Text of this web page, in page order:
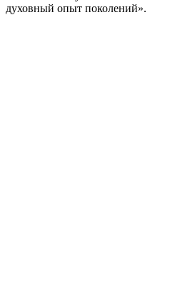
духовный опыт поколений».